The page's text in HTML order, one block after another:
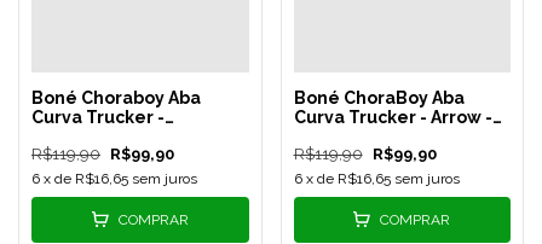
Boné Choraboy Aba
Curva Trucker -
REF 55
R$119,90 R$99,90
6 x de R$16,65 sem juros
COMPRAR
Boné ChoraBoy Aba
Curva Trucker - Arrow -
R$119,90 R$99,90
6 x de R$16,65 sem juros
COMPRAR